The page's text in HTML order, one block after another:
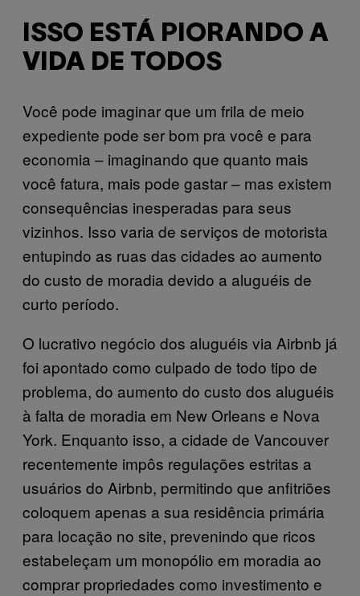
ISSO ESTÁ PIORANDO A
VIDA DE TODOS
Você pode imaginar que um frila de meio
expediente pode ser bom pra você e para
economia – imaginando que quanto mais
você fatura, mais pode gastar – mas existem
consequências inesperadas para seus
vizinhos. Isso varia de serviços de motorista
entupindo as ruas das cidades ao aumento
do custo de moradia devido a aluguéis de
curto período.
O lucrativo negócio dos aluguéis via Airbnb já
foi apontado como culpado de todo tipo de
problema, do aumento do custo dos aluguéis
à falta de moradia em New Orleans e Nova
York. Enquanto isso, a cidade de Vancouver
recentemente impôs regulações estritas a
usuários do Airbnb, permitindo que anfitriões
coloquem apenas a sua residência primária
para locação no site, prevenindo que ricos
estabeleçam um monopólio em moradia ao
comprar propriedades como investimento e